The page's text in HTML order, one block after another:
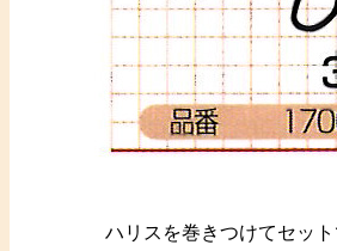
ハリスを巻きつけてセッ